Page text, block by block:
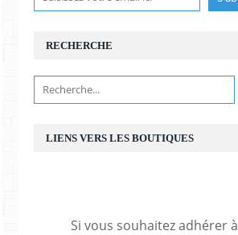
RECHERCHE
LIENS VERS LES BOUTIQUES
Si vous souhaitez adhérer à